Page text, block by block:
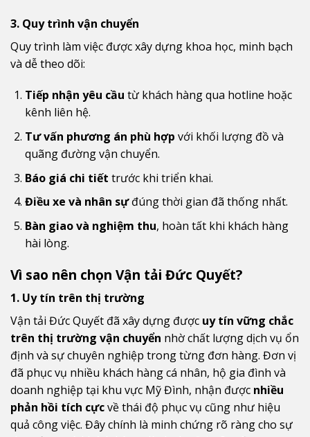
3. Quy trình vận chuyển
Quy trình làm việc được xây dựng khoa học, minh bạch
và dễ theo dõi:
Tiếp nhận yêu cầu từ khách hàng qua hotline hoặc
kênh liên hệ.
Tư vấn phương án phù hợp với khối lượng đồ và
quãng đường vận chuyển.
Báo giá chi tiết trước khi triển khai.
Điều xe và nhân sựđúng thời gian đã thống nhất.
Bàn giao và nghiệm thu, hoàn tất khi khách hàng
hài lòng.
Vì sao nên chọn Vận tải Đức Quyết?
1. Uy tín trên thị trường
Vận tải Đức Quyết đã xây dựng được uy tín vững chắc
trên thị trường vận chuyển nhờ chất lượng dịch vụ ổn
định và sự chuyên nghiệp trong từng đơn hàng. Đơn vị
đã phục vụ nhiều khách hàng cá nhân, hộ gia đình và
doanh nghiệp tại khu vực Mỹ Đình, nhận được nhiều
phản hồi tích cựcvề thái độ phục vụ cũng như hiệu
quả công việc. Đây chính là minh chứng rõ ràng cho sự